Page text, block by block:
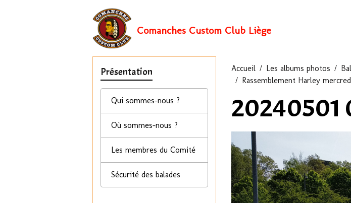
Comanches Custom Club Liège
Accueil Les albums photos
Rassemblement Harley
20240501
Présentation
Qui sommes-nous ?
Où sommes-nous ?
Les membres du Comité
Sécurité des balades